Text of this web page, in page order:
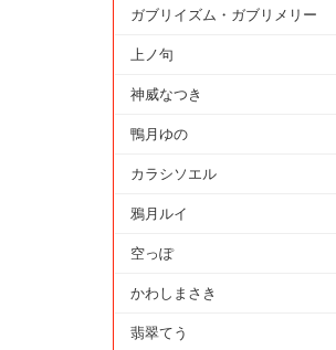
ガブリイズム・ガブリメリー
上ノ句
神威なつき
鴨月ゆの
カラシソエル
鴉月ルイ
空っぽ
かわしまさき
翡翠てう